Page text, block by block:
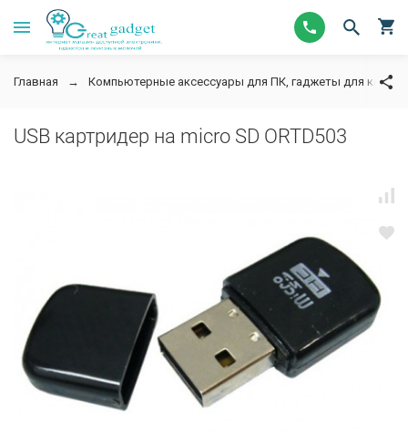
Главная Компьютерные аксессуары для ПК, гаджеты для
USB картридер на micro SD ORTD503